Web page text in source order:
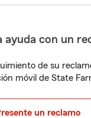
ayuda con un
de su
móvil de State
un reclamo